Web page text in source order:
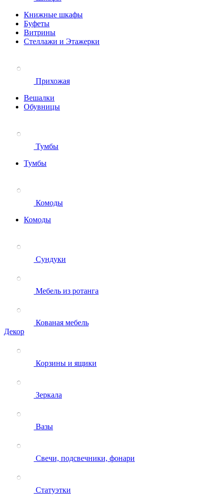
Книжные шкафы
Буфеты
Витрины
Стеллажи и Этажерки
Прихожая
Вешалки
Обувницы
Тумбы
Тумбы
Комоды
Комоды
Сундуки
Мебель из ротанга
Кованая мебель
Декор
Корзины и ящики
Зеркала
Вазы
Свечи, подсвечники, фонари
Статуэтки